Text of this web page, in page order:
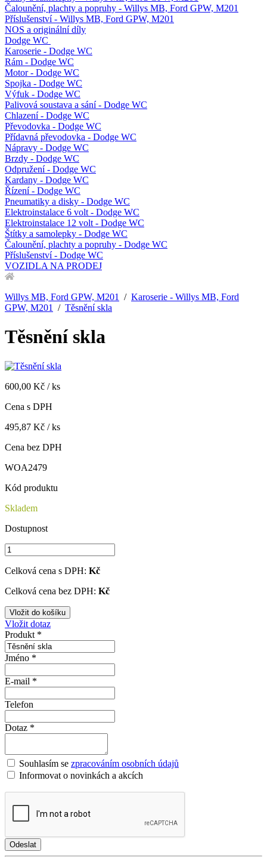
Čalounění, plachty a popruhy - Willys MB, Ford GPW, M201
Příslušenství - Willys MB, Ford GPW, M201
NOS a originální díly
Dodge WC
Karoserie - Dodge WC
Rám - Dodge WC
Motor - Dodge WC
Spojka - Dodge WC
Výfuk - Dodge WC
Palivová soustava a sání - Dodge WC
Chlazení - Dodge WC
Převodovka - Dodge WC
Přídavná převodovka - Dodge WC
Nápravy - Dodge WC
Brzdy - Dodge WC
Odpružení - Dodge WC
Kardany - Dodge WC
Řízení - Dodge WC
Pneumatiky a disky - Dodge WC
Elektroinstalace 6 volt - Dodge WC
Elektroinstalace 12 volt - Dodge WC
Štítky a samolepky - Dodge WC
Čalounění, plachty a popruhy - Dodge WC
Příslušenství - Dodge WC
VOZIDLA NA PRODEJ
Willys MB, Ford GPW, M201 / Karoserie - Willys MB, Ford
GPW, M201
/ Těsnění skla
Těsnění skla
600,00 Kč / ks
Cena s DPH
495,87 Kč / ks
Cena bez DPH
WOA2479
Kód produktu
Skladem
Dostupnost
Celková cena s DPH: Kč
Celková cena bez DPH: Kč
Vložit dotaz
Produkt *
Jméno *
E-mail *
Telefon
Dotaz *
Souhlasím se zpracováním osobních údajů
Informovat o novinkách a akcích